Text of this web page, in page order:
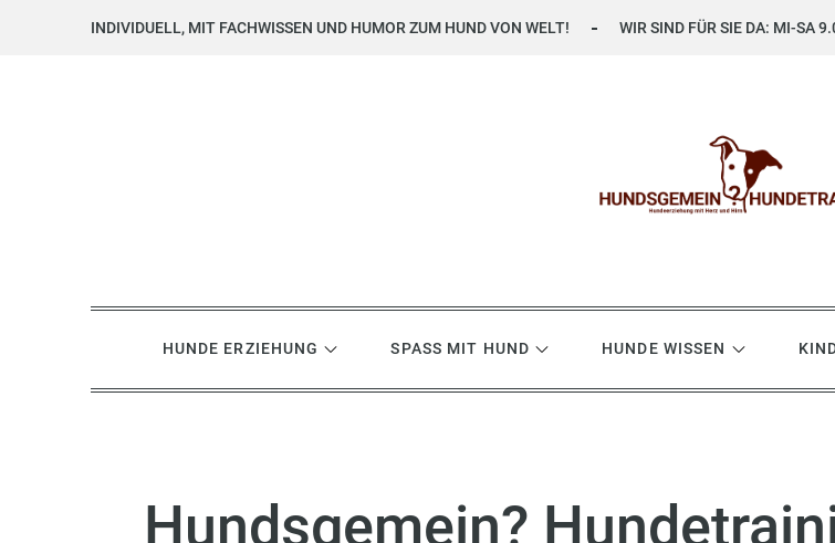
INDIVIDUELL, MIT FACHWISSEN UND HUMOR ZUM HUND VON WELT! WIR SIND FÜR SIE DA: MI-SA
HUNDE ERZIEHUNG SPASS MIT HUND HUNDE WISSEN
Hundsgemein?